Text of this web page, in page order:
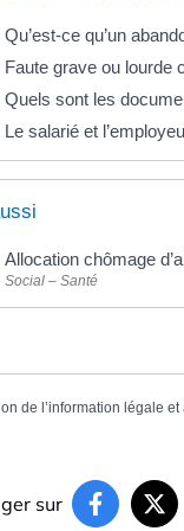
Qu’est-ce qu’un
Faute grave ou lourde
Quels sont les
Le salarié et
Allocation chômage
Social – Santé
de l’information légale
sur